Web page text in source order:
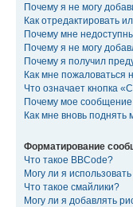
Почему я не могу
Как отредактировать
Почему мне
Почему я не могу
Почему я получил
Как мне пожаловаться
Что означает кнопка
Почему мое
Как мне вновь поднять
Форматирование
Что такое BBCode?
Могу ли я
Что такое смайлики?
Могу ли я добавлять